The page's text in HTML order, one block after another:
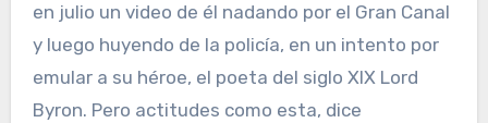
en julio un video de él nadando por el Gran Canal
y luego huyendo de la policía, en un intento por
emular a su héroe, el poeta del siglo XIX Lord
Byron. Pero actitudes como esta, dice